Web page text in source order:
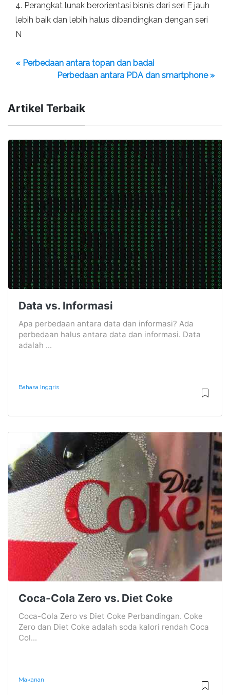
4. Perangkat lunak berorientasi bisnis dari seri E jauh
lebih baik dan lebih halus dibandingkan dengan seri
N
« Perbedaan antara topan dan badai
Perbedaan antara PDA dan smartphone »
Artikel Terbaik
Data vs. Informasi
Apa perbedaan antara data dan informasi? Ada
perbedaan halus antara data dan informasi. Data
adalah ...
Bahasa Inggris
Coca-Cola Zero vs. Diet Coke
Coca-Cola Zero vs Diet Coke Perbandingan. Coke
Zero dan Diet Coke adalah soda kalori rendah Coca
Col...
Makanan